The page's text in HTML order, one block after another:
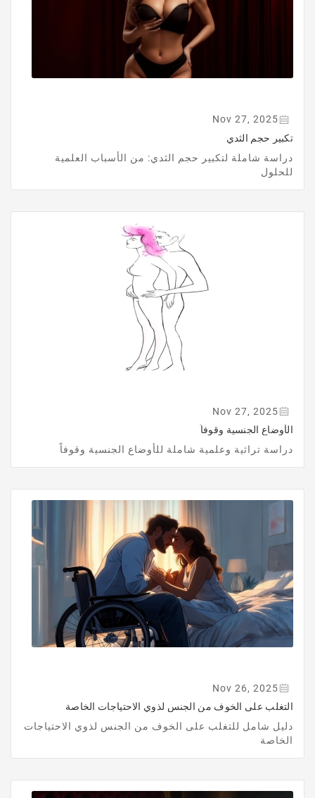
Nov 27, 2025
تكبير حجم الثدي
دراسة شاملة لتكبير حجم الثدي: من الأسباب العلمية
للحلول
Nov 27, 2025
الأوضاع الجنسية وقوفاً
دراسة تراثية وعلمية شاملة للأوضاع الجنسية وقوفاً
Nov 26, 2025
التغلب على الخوف من الجنس لذوي الاحتياجات الخاصة
دليل شامل للتغلب على الخوف من الجنس لذوي الاحتياجات
الخاصة